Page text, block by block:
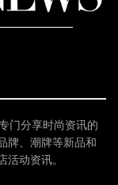
门分享时尚资讯的
牌、潮牌等新品和
动资讯。